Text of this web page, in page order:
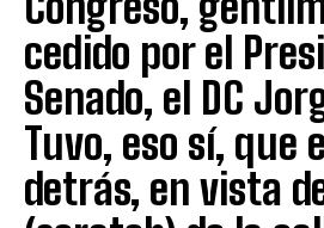
cedido por el
Senado, el DC
Tuvo, eso sí, que
detrás, en vista